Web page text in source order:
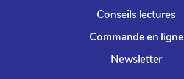
Conseils lectures
Commande en ligne
Newsletter